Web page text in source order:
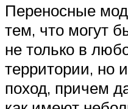
Переносные
тем, что могут
не только в
территории, но
поход, причем